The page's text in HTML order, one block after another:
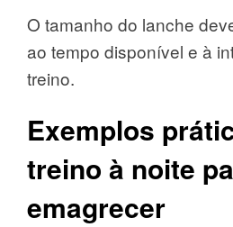
O tamanho do lanche
ao tempo disponível e à
treino.
Exemplos
treino à noite
emagrecer